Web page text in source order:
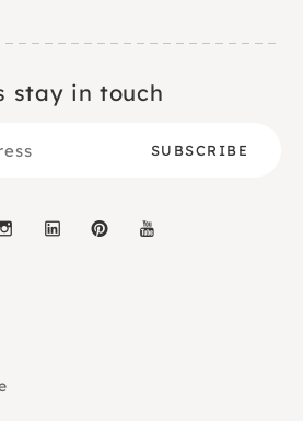
stay in touch
Instagram
LinkedInPinterest